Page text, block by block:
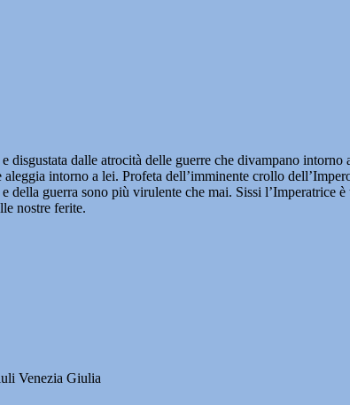
disgustata dalle atrocità delle guerre che divampano
intorno a lei. Profeta dell’imminente crollo
guerra sono più virulente che mai. Sissi l’Imperatrice
nostre ferite.
Venezia Giulia